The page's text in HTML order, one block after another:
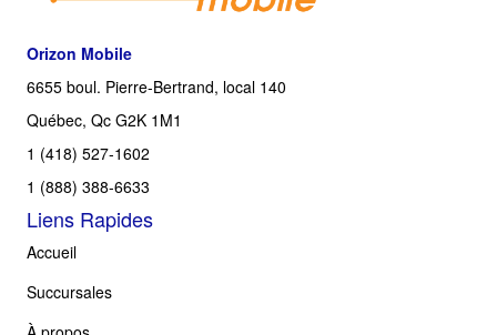
Orizon Mobile
6655 boul. Pierre-Bertrand, local 140
Québec, Qc G2K 1M1
1 (418) 527-1602
1 (888) 388-6633
Liens Rapides
Accueil
Succursales